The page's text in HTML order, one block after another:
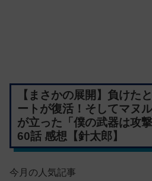
【まさかの展開】負けた
ートが復活！そしてマヌ
が立った「僕の武器は攻
60話 感想【針太郎】
今月の人気記事